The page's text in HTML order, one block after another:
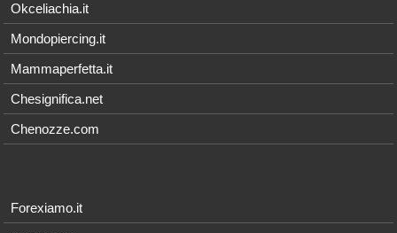
Okceliachia.it
Mondopiercing.it
Mammaperfetta.it
Chesignifica.net
Chenozze.com
Forexiamo.it